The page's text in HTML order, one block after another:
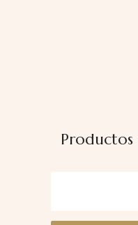
Productos